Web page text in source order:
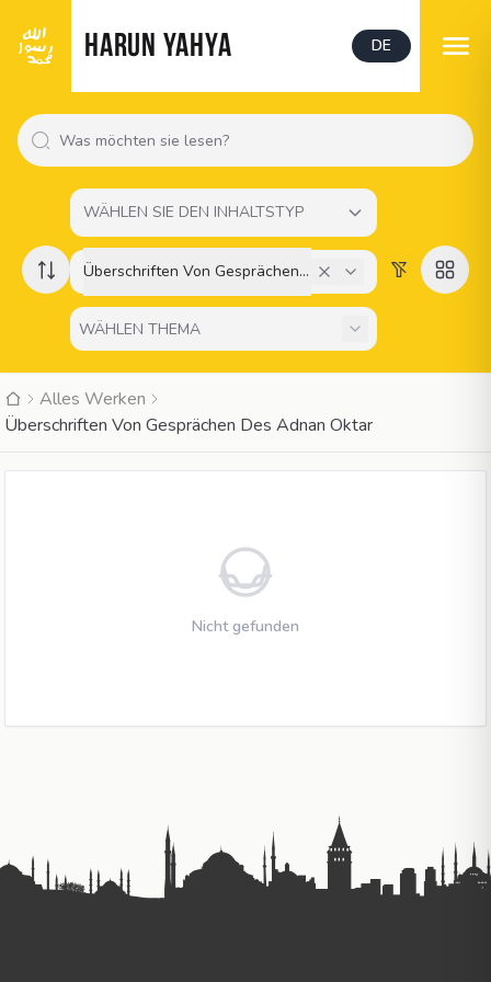
HARUN YAHYA DE
WÄHLEN SIE DEN INHALTSTYP
Überschriften Von Gesprächen Des Adnan Oktar
Alles Werken
Überschriften Von Gesprächen Des Adnan Oktar
Nicht gefunden